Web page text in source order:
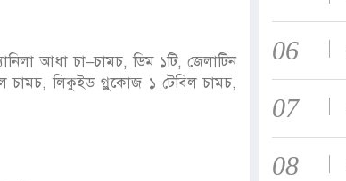
আধা চা–চামচ, ডিম ১টি, জেলাটিন
চামচ, লিকুইড গ্লুকোজ ১ টেবিল চামচ,
06
07
08